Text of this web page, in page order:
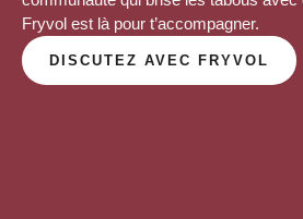
Fryvol est là pour t’accompagner.
DISCUTEZ AVEC FRYVOL